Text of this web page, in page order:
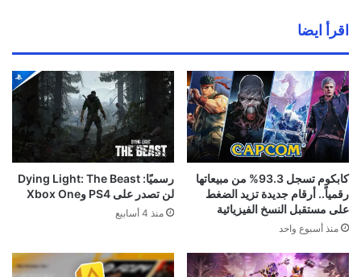
اقرأ ايضا
كابكوم تسجل 93.3% من مبيعاتها
رقمياً.. أرقام جديدة تزيد الضغط
على مستقبل النسخ الفيزيائية
منذ أسبوع واحد
رسميًا: Dying Light: The Beast
لن تصدر على PS4 وXbox One
منذ 4 أسابيع